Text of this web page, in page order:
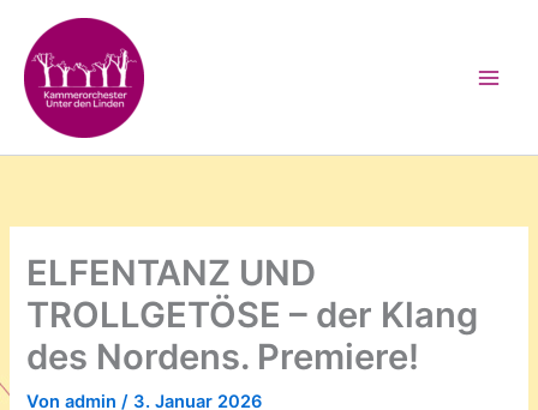
Inhalt
springen
ELFENTANZ UND
TROLLGETÖSE – der Klang
des Nordens. Premiere!
Vonadmin/ 3. Januar 2026